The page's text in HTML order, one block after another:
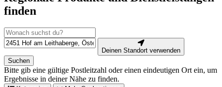
finden
Deinen Standort verwenden
Suchen
Bitte gib eine gültige Postleitzahl oder einen eindeutigen Ort ein, um
Ergebnisse in deiner Nähe zu finden.